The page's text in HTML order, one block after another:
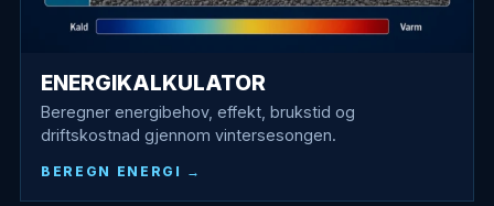
ENERGIKALKULATOR
Beregner energibehov, effekt, brukstid og
driftskostnad gjennom vintersesongen.
BEREGN ENERGI